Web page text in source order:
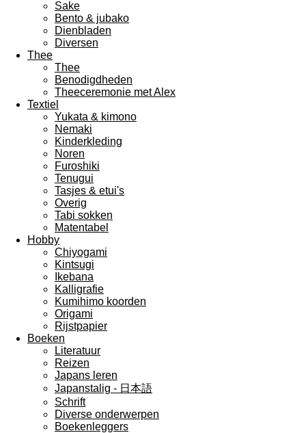
Sake
Bento & jubako
Dienbladen
Diversen
Thee
Thee
Benodigdheden
Theeceremonie met Alex
Textiel
Yukata & kimono
Nemaki
Kinderkleding
Noren
Furoshiki
Tenugui
Tasjes & etui's
Overig
Tabi sokken
Matentabel
Hobby
Chiyogami
Kintsugi
Ikebana
Kalligrafie
Kumihimo koorden
Origami
Rijstpapier
Boeken
Literatuur
Reizen
Japans leren
Japanstalig - 日本語
Schrift
Diverse onderwerpen
Boekenleggers